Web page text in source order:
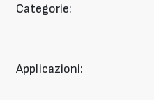
Categorie:
Applicazioni: